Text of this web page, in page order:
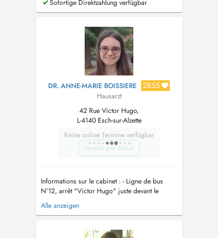
lallange.lu avec mes collègues. Devant
tout RDV non annulé sera facturé. Le cabin...
Sofortige Direktzahlung verfügbar
DR. ANNE-MARIE BOISSIERE 2855
Hausarzt
42 Rue Victor Hugo,
L-4140 Esch-sur-Alzette
Keine online Termine verfügbar
Termin per Anruf
Informations sur le cabinet : - Ligne de bus
N°12, arrêt "Victor Hugo" juste devant le
cabinet médical. - Cabinet situé au rez-de-
chaussée Diplôme : - Docteur en médecine
docteur.boissiere@gmail.com...
Alle anzeigen